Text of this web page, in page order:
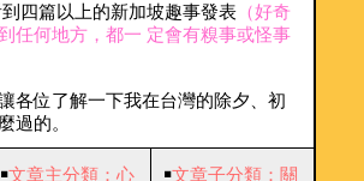
四篇以上的新加坡趣事發表（好奇
任何地方，都一 定會有糗事或怪事
各位了解一下我在台灣的除夕、初
過的。
￭文章主分類：心
￭文章子分類：關